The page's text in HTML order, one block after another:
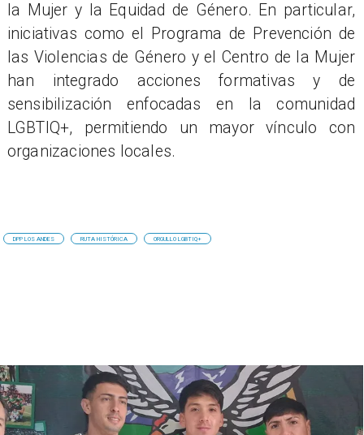
la Mujer y la Equidad de Género. En particular,
iniciativas como el Programa de Prevención de
las Violencias de Género y el Centro de la Mujer
han integrado acciones formativas y de
sensibilización enfocadas en la comunidad
LGBTIQ+, permitiendo un mayor vínculo con
organizaciones locales.
DPP LOS ANDES RUTA HISTÓRICA ORGULLO LGBTIQ+